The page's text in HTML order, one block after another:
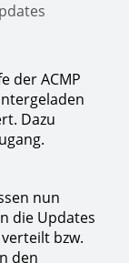
der ACMP
Dazu
nun
die Updates
bzw.
den